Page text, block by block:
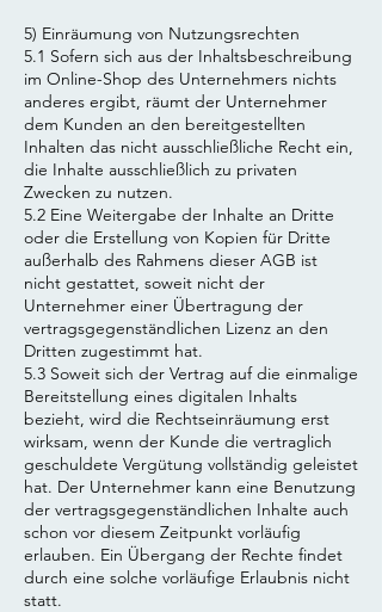
5) Einräumung von Nutzungsrechten
5.1 Sofern sich aus der Inhaltsbeschreibung
im Online-Shop des Unternehmers nichts
anderes ergibt, räumt der Unternehmer
dem Kunden an den bereitgestellten
Inhalten das nicht ausschließliche Recht ein,
die Inhalte ausschließlich zu privaten
Zwecken zu nutzen.
5.2 Eine Weitergabe der Inhalte an Dritte
oder die Erstellung von Kopien für Dritte
außerhalb des Rahmens dieser AGB ist
nicht gestattet, soweit nicht der
Unternehmer einer Übertragung der
vertragsgegenständlichen Lizenz an den
Dritten zugestimmt hat.
5.3 Soweit sich der Vertrag auf die einmalige
Bereitstellung eines digitalen Inhalts
bezieht, wird die Rechtseinräumung erst
wirksam, wenn der Kunde die vertraglich
geschuldete Vergütung vollständig geleistet
hat. Der Unternehmer kann eine Benutzung
der vertragsgegenständlichen Inhalte auch
schon vor diesem Zeitpunkt vorläufig
erlauben. Ein Übergang der Rechte findet
durch eine solche vorläufige Erlaubnis nicht
statt.